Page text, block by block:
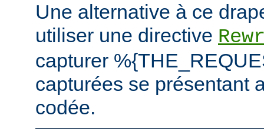
Une alternative à ce
utiliser une directive
capturer
capturées se présentant
codée.